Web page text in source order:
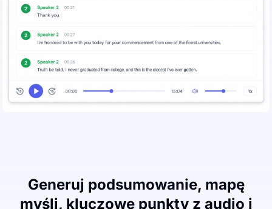
Generuj podsumowanie, mapę
myśli, kluczowe punkty z audio i